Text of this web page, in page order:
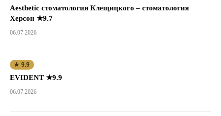
Aesthetic стоматология Клещицкого – стоматология
Херсон ★9.7
06.07.2026
★ 9.9
EVIDENT ★9.9
06.07.2026